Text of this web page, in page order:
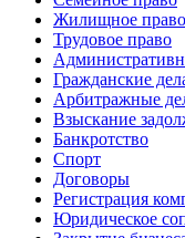
Жилищное право
Трудовое право
Гражданские
Арбитражные
Взыскание
Банкротство
Спорт
Договоры
Регистрация
Юридическое